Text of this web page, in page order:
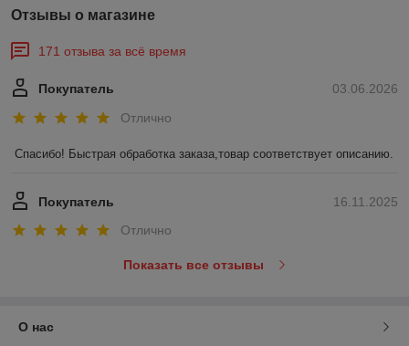
Отзывы о магазине
171 отзыва за всё время
03.06.2026
Покупатель
Отлично
Спасибо! Быстрая обработка заказа,товар соответствует описанию.
16.11.2025
Покупатель
Отлично
Показать все отзывы
О нас